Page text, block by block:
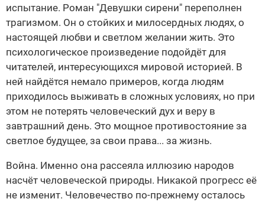
испытание. Роман "Девушки сирени" переполнен
трагизмом. Он о стойких и милосердных людях, о
настоящей любви и светлом желании жить. Это
психологическое произведение подойдёт для
читателей, интересующихся мировой историей. В
ней найдётся немало примеров, когда людям
приходилось выживать в сложных условиях, но при
этом не потерять человеческий дух и веру в
завтрашний день. Это мощное противостояние за
светлое будущее, за свои права... за жизнь.
Война. Именно она рассеяла иллюзию народов
насчёт человеческой природы. Никакой прогресс её
не изменит. Человечество по-прежнему осталось